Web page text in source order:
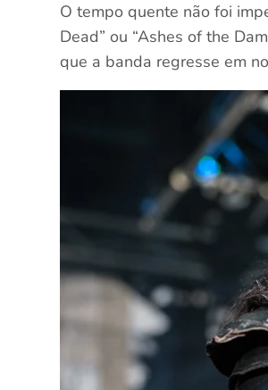
O tempo quente não foi
Dead” ou “Ashes of the
que a banda regresse em